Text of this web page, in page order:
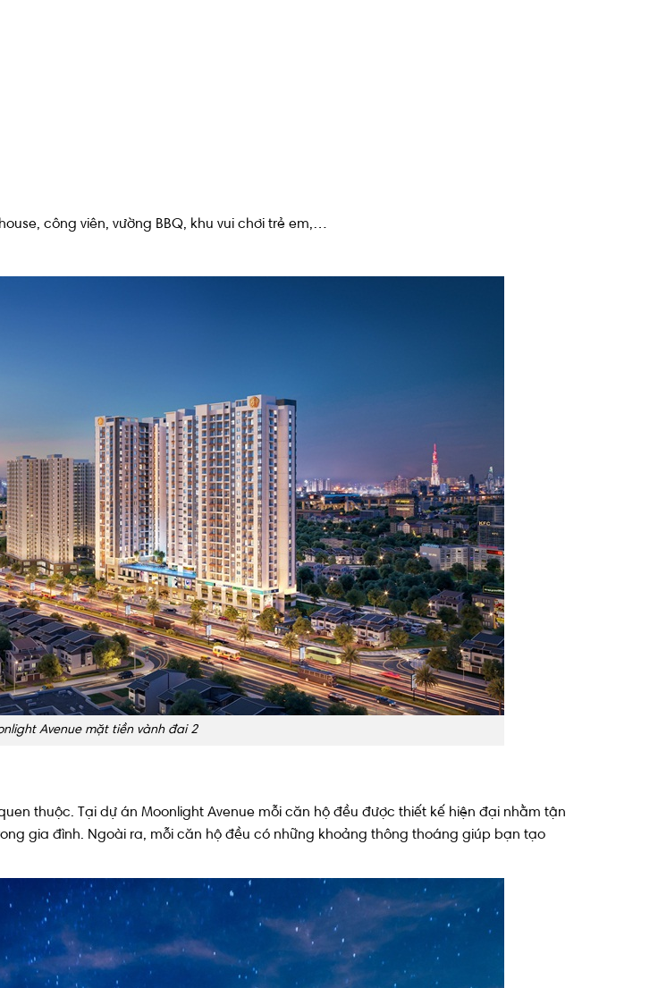
công viên, vường BBQ, khu vui chơi trẻ em,…
Avenue mặt tiền vành đai 2
thuộc. Tại dự án Moonlight Avenue mỗi căn hộ đều được thiết kế hiện đại nhằm tận
gia đình. Ngoài ra, mỗi căn hộ đều có những khoảng thông thoáng giúp bạn tạo